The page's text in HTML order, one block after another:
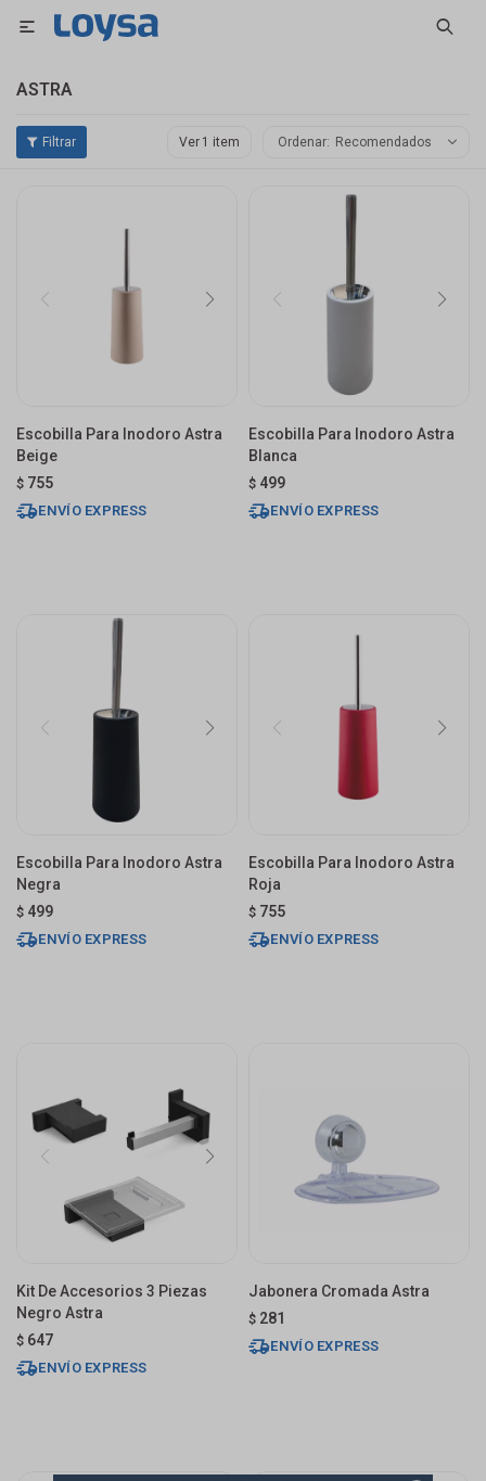

ASTRA
Ver Recomendados
Escobilla Para Inodoro Astra
Beige
$ 755
ENVÍO EXPRESS
Escobilla Para Inodoro Astra
Blanca
$ 499
ENVÍO EXPRESS
Escobilla Para Inodoro Astra
Negra
$ 499
ENVÍO EXPRESS
Escobilla Para Inodoro Astra
Roja
$ 755
ENVÍO EXPRESS
Kit De Accesorios 3 Piezas
Negro Astra
$ 647
ENVÍO EXPRESS
Jabonera Cromada Astra
$ 281
ENVÍO EXPRESS